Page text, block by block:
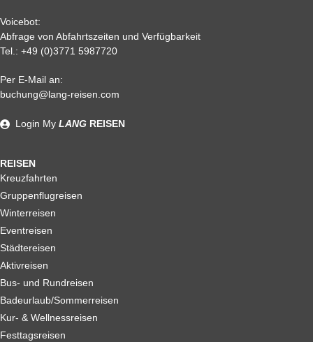
Alle weiteren Stronierungsbedingungen entnehmen Sie bitte
unseren AGB. Wir empfehlen Ihnen den Abschluss einer
Reiserücktrittskostenversicherung
Voicebot:
Abfrage von Abfahrtszeiten und Verfügbarkeit
Tel.: +49 (0)3771 5987720
Per E-Mail an:
buchung@lang-reisen.com
REISEN
Kreuzfahrten
Gruppenflugreisen
Winterreisen
Eventreisen
Städtereisen
Aktivreisen
Bus- und Rundreisen
Badeurlaub/Sommerreisen
Kur- & Wellnessreisen
Festtagsreisen
Login My LANG REISEN